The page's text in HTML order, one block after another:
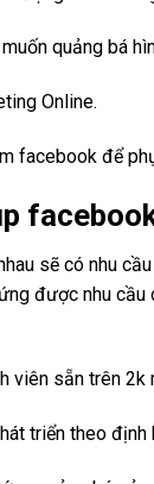
quảng bá
Online.
facebook để
sẽ có nhu
được nhu
viên sẵn trên
triển theo định